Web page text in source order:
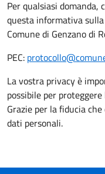
Per qualsiasi
questa informativa
Comune di Genzano di
PEC:
La vostra privacy è
possibile per
Grazie per la fiducia
dati personali.